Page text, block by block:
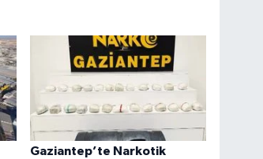
Gaziantep’te Narkotik